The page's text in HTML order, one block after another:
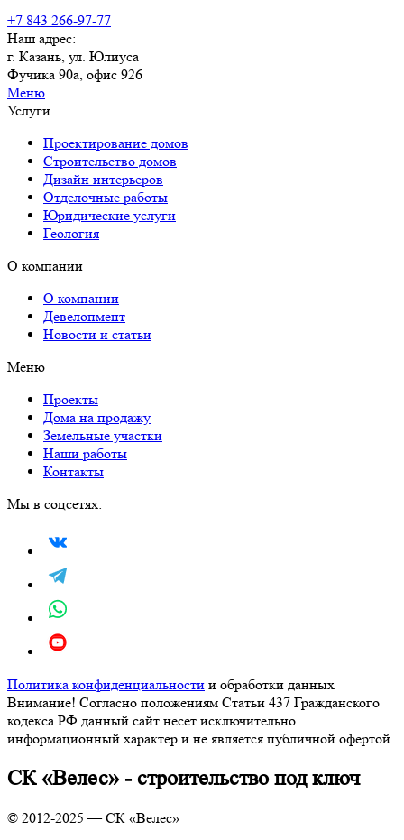
+7 843 266-97-77
Наш адрес:
г. Казань, ул. Юлиуса
Фучика 90а, офис 926
Меню
Услуги
Проектирование домов
Строительство домов
Дизайн интерьеров
Отделочные работы
Юридические услуги
Геология
О компании
О компании
Девелопмент
Новости и статьи
Меню
Проекты
Дома на продажу
Земельные участки
Наши работы
Контакты
Мы в соцсетях:
Политика конфиденциальности и обработки данных
Внимание! Согласно положениям Статьи 437 Гражданского
кодекса РФ данный сайт несет исключительно
информационный характер и не является публичной офертой.
СК «Велес» - строительство под ключ
© 2012-2025 — СК «Велес»